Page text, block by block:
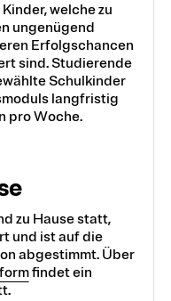
welche zu
ungenügend
Erfolgschancen
sind. Studierende
Schulkinder
langfristig
pro Woche.
zu Hause statt,
und ist auf die
abgestimmt. Über
findet ein